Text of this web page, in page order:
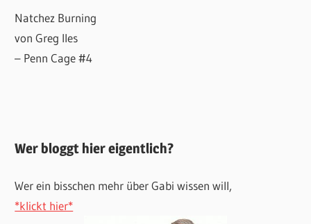
Natchez Burning
von Greg Iles
– Penn Cage #4
Wer bloggt hier eigentlich?
Wer ein bisschen mehr über Gabi wissen will,
*klickt hier*